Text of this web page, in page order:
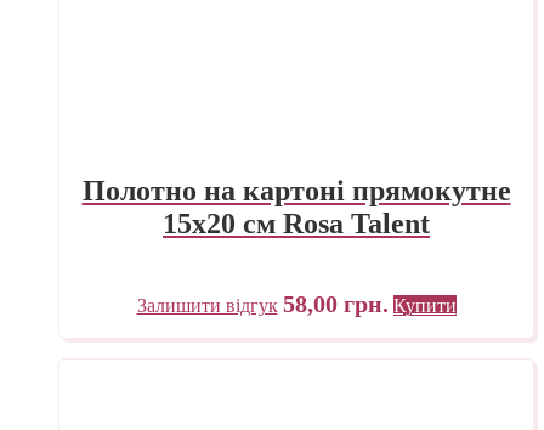
Полотно на картоні прямокутне
15х20 см Rosa Talent
Залишити відгук 58,00 грн. Купити